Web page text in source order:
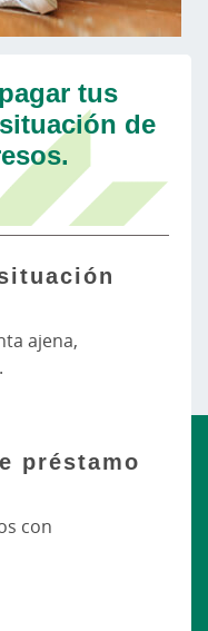
tus
de
ajena,
préstamo
con